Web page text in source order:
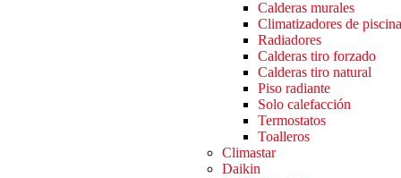
Calderas murales
Climatizadores de piscina
Radiadores
Calderas tiro forzado
Calderas tiro natural
Piso radiante
Solo calefacción
Termostatos
Toalleros
Climastar
Daikin